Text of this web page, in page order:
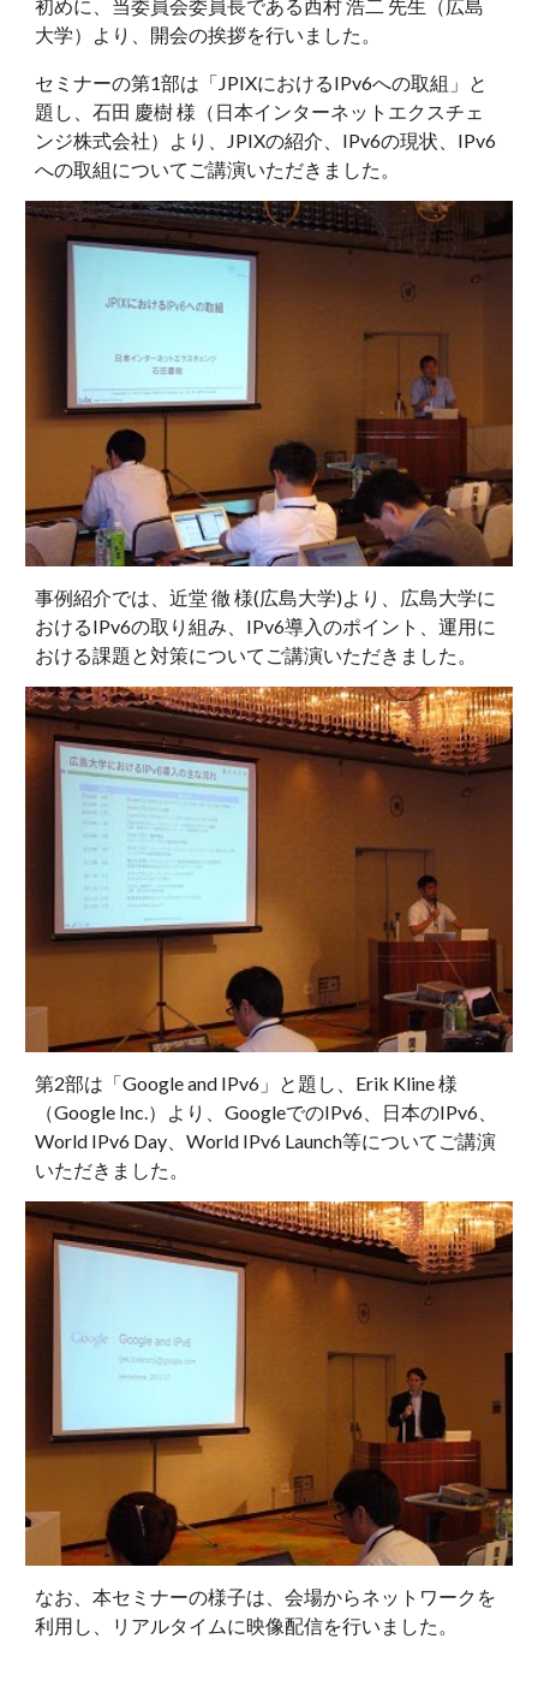
初めに、当委員会委員長である西村 浩二 先生（広島
大学）より、開会の挨拶を行いました。
セミナーの第1部は「JPIXにおけるIPv6への取組」と
題し、石田 慶樹 様（日本インターネットエクスチェ
ンジ株式会社）より、JPIXの紹介、IPv6の現状、IPv6
への取組についてご講演いただきました。
事例紹介では、近堂 徹 様(広島大学)より、広島大学に
おけるIPv6の取り組み、IPv6導入のポイント、運用に
おける課題と対策についてご講演いただきました。
第2部は「Google and IPv6」と題し、Erik Kline 様
（Google Inc.）より、GoogleでのIPv6、日本のIPv6、
World IPv6 Day、World IPv6 Launch等についてご講演
いただきました。
なお、本セミナーの様子は、会場からネットワークを
利用し、リアルタイムに映像配信を行いました。